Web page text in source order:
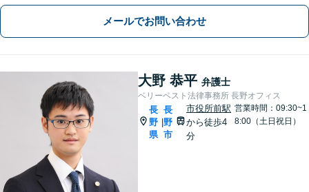
メールでお問い合わせ
大野 恭平 弁護士
ベリーベスト法律事務所 長野オフィス
長
野
県
長
野
市
市役所前駅
から徒歩4
分
営業時間：09:30~1
8:00（土日祝日）